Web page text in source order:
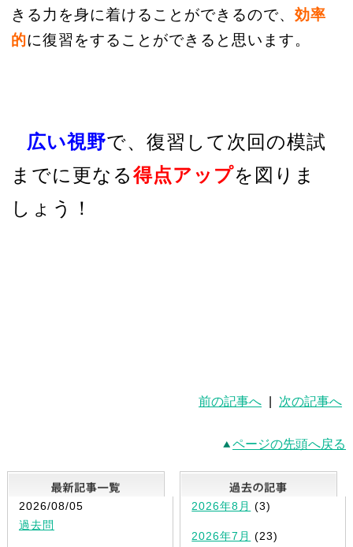
きる力を身に着けることができるので、 効率
的に復習をすることができると思います。
広い視野で、復習して次回の模試
までに更なる得点アップを図りま
しょう！
前の記事へ 次の記事へ
ページの先頭へ戻る
最新記事一覧
2026/08/05
過去問
2026年8月 (3)
2026年7月 (23)